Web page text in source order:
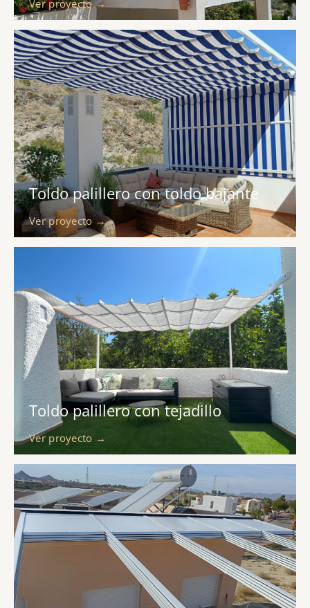
Ver proyecto →
Toldo palillero con toldo bajante
Ver proyecto →
Toldo palillero con tejadillo
Ver proyecto →